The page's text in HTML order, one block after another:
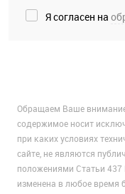
Я согласен на
Обращаем Ваше внимание
содержимое носит
при каких условиях
сайте, не являются
положениями Статьи
изменена в любое время